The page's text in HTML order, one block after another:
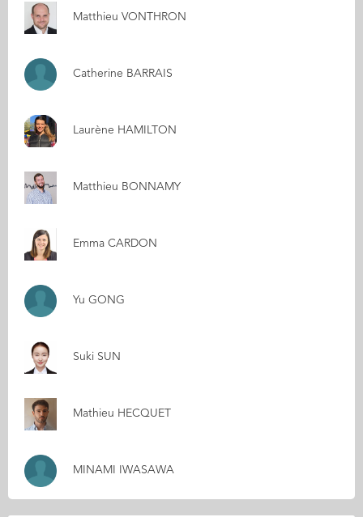
Matthieu VONTHRON
Catherine BARRAIS
Laurène HAMILTON
Matthieu BONNAMY
Emma CARDON
Yu GONG
Suki SUN
Mathieu HECQUET
MINAMI IWASAWA